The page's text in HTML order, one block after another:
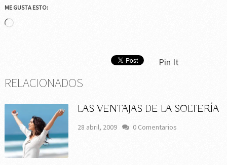
ME GUSTA ESTO:
Cargando...
Pin It
RELACIONADOS
LAS VENTAJAS DE LA SOLTERÍA
28 abril, 2009 0 Comentarios